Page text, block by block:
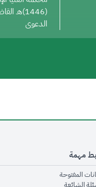
(1446)هـ
الدعوى
مهمة
المفتوحةin new window
الشائعةopens in new window